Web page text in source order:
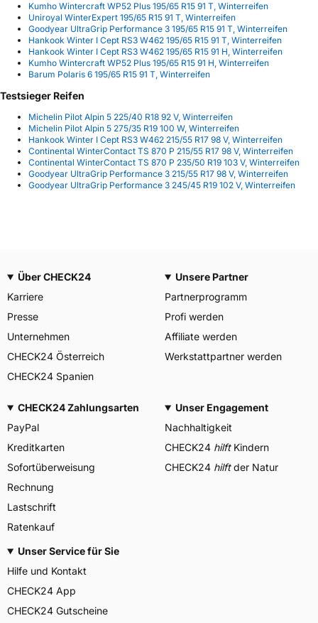
Kumho Wintercraft WP52 Plus 195/65 R15 91 T, Winterreifen
Uniroyal WinterExpert 195/65 R15 91 T, Winterreifen
Goodyear UltraGrip Performance 3 195/65 R15 91 T, Winterreifen
Hankook Winter I Cept RS3 W462 195/65 R15 91 T, Winterreifen
Hankook Winter I Cept RS3 W462 195/65 R15 91 H, Winterreifen
Kumho Wintercraft WP52 Plus 195/65 R15 91 H, Winterreifen
Barum Polaris 6 195/65 R15 91 T, Winterreifen
Testsieger Reifen
Michelin Pilot Alpin 5 225/40 R18 92 V, Winterreifen
Michelin Pilot Alpin 5 275/35 R19 100 W, Winterreifen
Hankook Winter I Cept RS3 W462 215/55 R17 98 V, Winterreifen
Continental WinterContact TS 870 P 215/55 R17 98 V, Winterreifen
Continental WinterContact TS 870 P 235/50 R19 103 V, Winterreifen
Goodyear UltraGrip Performance 3 215/55 R17 98 V, Winterreifen
Goodyear UltraGrip Performance 3 245/45 R19 102 V, Winterreifen
Über CHECK24
Karriere
Presse
Unternehmen
CHECK24 Österreich
CHECK24 Spanien
Unsere Partner
Partnerprogramm
Profi werden
Affiliate werden
Werkstattpartner werden
CHECK24 Zahlungsarten
PayPal
Kreditkarten
Sofortüberweisung
Rechnung
Lastschrift
Ratenkauf
Unser Engagement
Nachhaltigkeit
CHECK24 hilftKindern
CHECK24 hilftder Natur
Unser Service für Sie
Hilfe und Kontakt
CHECK24 App
CHECK24 Gutscheine